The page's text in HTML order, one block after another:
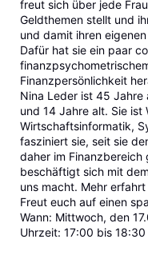
freut sich über jede
Geldthemen stellt und
und damit ihren
Dafür hat sie ein paar
Finanzpersönlichkeit
Nina Leder ist 45 Jahre
und 14 Jahre alt. Sie
Wirtschaftsinformatik,
fasziniert sie, seit sie
daher im Finanzbereich
beschäftigt sich mit
uns macht. Mehr
Freut euch auf einen
Wann: Mittwoch, den
Uhrzeit: 17:00 bis 18:30